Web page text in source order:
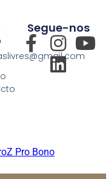
Segue-nos
Pro Bono